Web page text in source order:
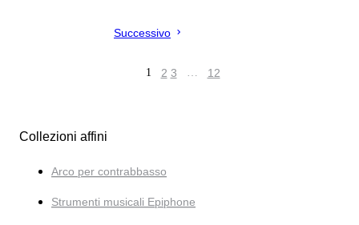
Successivo
1 2 3 … 12
Collezioni affini
Arco per contrabbasso
Strumenti musicali Epiphone